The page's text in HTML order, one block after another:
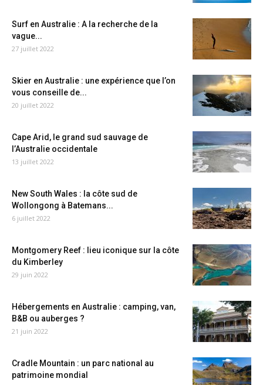
Surf en Australie : A la recherche de la
vague...
27 juillet 2022
Skier en Australie : une expérience que l’on
vous conseille de...
20 juillet 2022
Cape Arid, le grand sud sauvage de
l’Australie occidentale
13 juillet 2022
New South Wales : la côte sud de
Wollongong à Batemans...
6 juillet 2022
Montgomery Reef : lieu iconique sur la côte
du Kimberley
29 juin 2022
Hébergements en Australie : camping, van,
B&B ou auberges ?
21 juin 2022
Cradle Mountain : un parc national au
patrimoine mondial